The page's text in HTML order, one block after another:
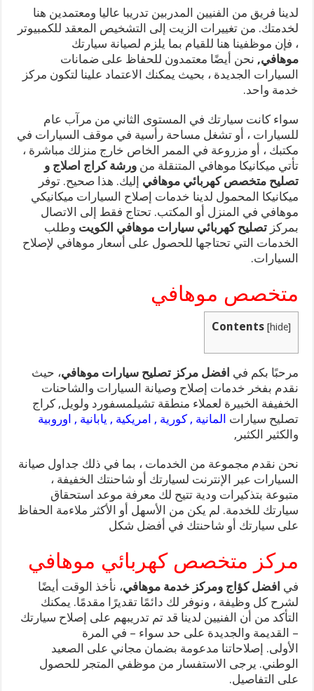
لدينا فريق من الفنيين المدربين تدريبا عاليا ومعتمدين هنا
لخدمتك. من تغييرات الزيت إلى التشخيص المعقد للكمبيوتر
، فإن موظفينا هنا للقيام بما يلزم لصيانة سيارتك
موهافي, نحن أيضًا معتمدون للحفاظ على ضمانات
السيارات الجديدة ، بحيث يمكنك الاعتماد علينا لتكون مركز
خدمة واحد.
سواء كانت سيارتك في المستوى الثاني من مرآب عام
للسيارات ، أو تشغل مساحة رأسية في موقف السيارات في
مكتبك ، أو مزروعة في الممر الخاص خارج منزلك مباشرة ،
تأتي ميكانيكا موهافي المتنقلة منورشة كراج اصلاج و
تصليح متخصص كهربائي موهافي إليك. هذا صحيح. توفر
ميكانيكا المحمول لدينا خدمات إصلاح السيارات ميكانيكي
موهافي في المنزل أو المكتب. تحتاج فقط إلى الاتصال
بمركزتصليح كهربائي سيارات موهافي الكويت وطلب
الخدمات التي تحتاجها للحصول على أسعار موهافي لإصلاح
السيارات.
متخصص موهافي
Contents [hide]
مرحبًا بكم في افضل مركز تصليح سيارات موهافي، حيث
نقدم بفخر خدمات إصلاح وصيانة السيارات والشاحنات
الخفيفة الخبيرة لعملاء منطقة تشيلمسفورد ولويل, كراج
تصليح سيارات المانية , كورية , امريكية , يابانية , اوروبية
والكثير الكثبر,
نحن نقدم مجموعة من الخدمات ، بما في ذلك جداول صيانة
السيارات عبر الإنترنت لسيارتك أو شاحنتك الخفيفة ،
متبوعة بتذكيرات ودية تتيح لك معرفة موعد استحقاق
سيارتك للخدمة. لم يكن من الأسهل أو الأكثر ملاءمة الحفاظ
على سيارتك أو شاحنتك في أفضل شكل
مركز متخصص كهربائي موهافي
في افضل كؤاج ومركز خدمة موهافي، نأخذ الوقت أيضًا
لشرح كل وظيفة ، ونوفر لك دائمًا تقديرًا مقدمًا. يمكنك
التأكد من أن الفنيين لدينا قد تم تدريبهم على إصلاح سيارتك
– القديمة والجديدة على حد سواء – في المرة
الأولى. إصلاحاتنا مدعومة بضمان مجاني على الصعيد
الوطني. يرجى الاستفسار من موظفي المتجر للحصول
على التفاصيل.